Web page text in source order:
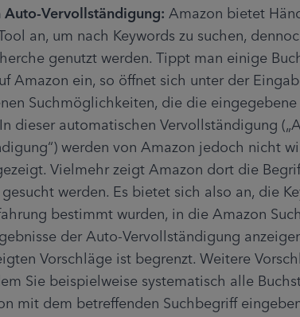
Vervollständigung: Amazon bietet
an, um nach Keywords zu suchen,
genutzt werden. Tippt man einige
Amazon ein, so öffnet sich unter der
Suchmöglichkeiten, die die
dieser automatischen Vervollständigung
werden von Amazon jedoch nicht
Vielmehr zeigt Amazon dort die
werden. Es bietet sich also an, die
bestimmt wurden, in die Amazon
der Auto-Vervollständigung
Vorschläge ist begrenzt. Weitere
Sie beispielweise systematisch alle
mit dem betreffenden Suchbegriff